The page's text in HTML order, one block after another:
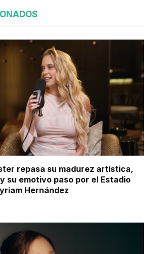
repasa su madurez artística,
su emotivo paso por el Estadio
Hernández